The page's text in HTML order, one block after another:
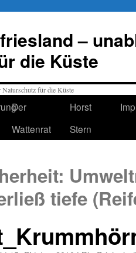
–
die Küste
Der
Wattenrat
Horst
Stern
tiefe